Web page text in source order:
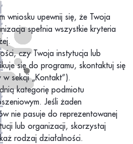
wniosku upewnij się, że Twoja
spełnia wszystkie kryteria
czy Twoja instytucja lub
się do programu, skontaktuj się
sekcji „Kontakt”).
kategorię podmiotu
Jeśli żaden
nie pasuje do reprezentowanej
lub organizacji, skorzystaj
rodzaj działalności.